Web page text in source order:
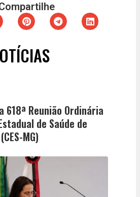
618ª Reunião Ordinária
de Saúde de
MG)